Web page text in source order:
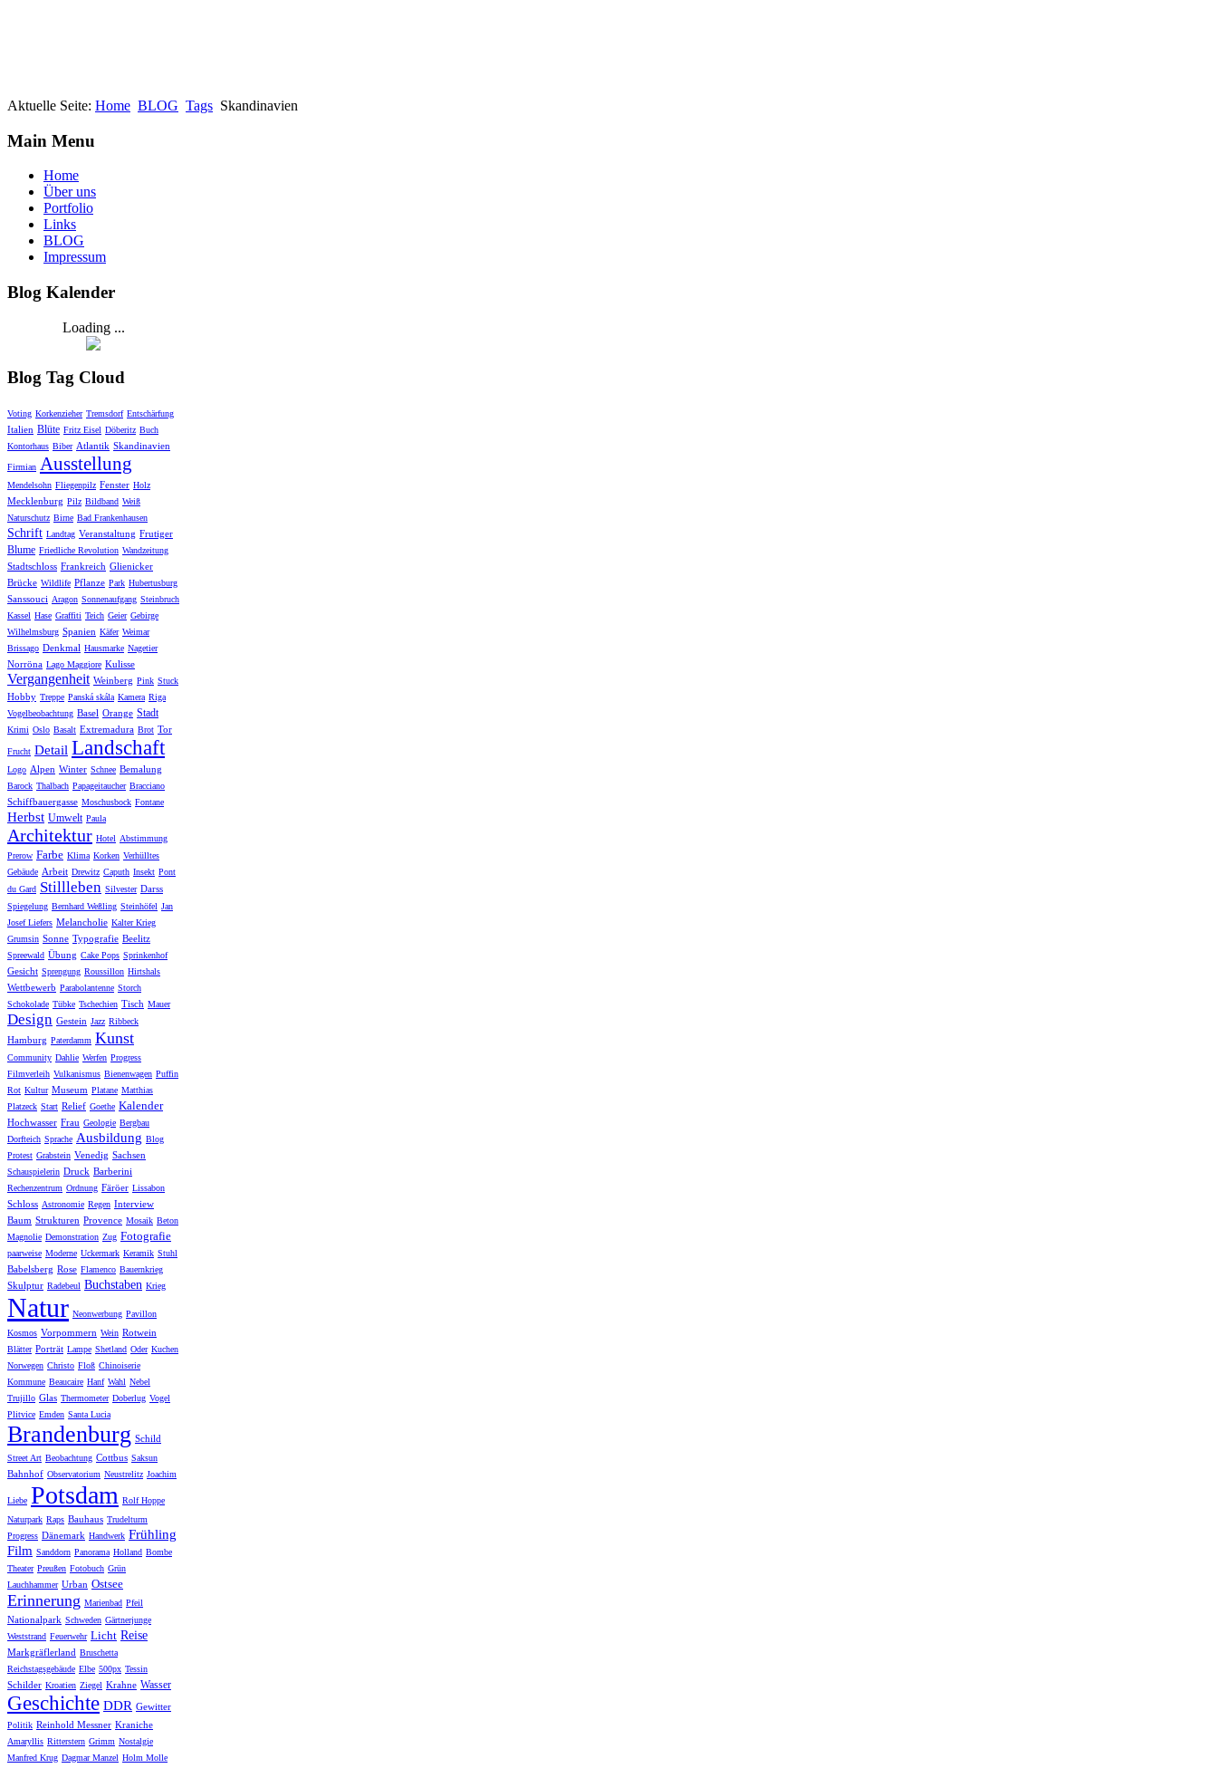
Aktuelle Seite: Home BLOG Tags Skandinavien
Main Menu
Home
Über uns
Portfolio
Links
BLOG
Impressum
Blog Kalender
Loading ...
Blog Tag Cloud
Voting Korkenzieher Tremsdorf Entschärfung
Italien Blüte Fritz Eisel Döberitz Buch
Kontorhaus Biber Atlantik Skandinavien
Firmian Ausstellung
Mendelsohn Fliegenpilz Fenster Holz
Mecklenburg Pilz Bildband Weiß
Naturschutz Birne Bad Frankenhausen
Schrift Landtag Veranstaltung Frutiger
Blume Friedliche Revolution Wandzeitung
Stadtschloss Frankreich Glienicker
Brücke Wildlife Pflanze Park Hubertusburg
Sanssouci Aragon Sonnenaufgang Steinbruch
Kassel Hase Graffiti Teich Geier Gebirge
Wilhelmsburg Spanien Käfer Weimar
Brissago Denkmal Hausmarke Nagetier
Norröna Lago Maggiore Kulisse
Vergangenheit Weinberg Pink Stuck
Hobby Treppe Panská skála Kamera Riga
Vogelbeobachtung Basel Orange Stadt
Krimi Oslo Basalt Extremadura Brot Tor
Frucht Detail Landschaft
Logo Alpen Winter Schnee Bemalung
Barock Thalbach Papageitaucher Bracciano
Schiffbauergasse Moschusbock Fontane
Herbst Umwelt Paula
Architektur Hotel Abstimmung
Prerow Farbe Klima Korken Verhülltes
Gebäude Arbeit Drewitz Caputh Insekt Pont
du Gard Stillleben Silvester Darss
Spiegelung Bernhard Weßling Steinhöfel Jan
Josef Liefers Melancholie Kalter Krieg
Grumsin Sonne Typografie Beelitz
Spreewald Übung Cake Pops Sprinkenhof
Gesicht Sprengung Roussillon Hirtshals
Wettbewerb Parabolantenne Storch
Schokolade Tübke Tschechien Tisch Mauer
Design Gestein Jazz Ribbeck
Hamburg Paterdamm Kunst
Community Dahlie Werfen Progress
Filmverleih Vulkanismus Bienenwagen Puffin
Rot Kultur Museum Platane Matthias
Platzeck Start Relief Goethe Kalender
Hochwasser Frau Geologie Bergbau
Dorfteich Sprache Ausbildung Blog
Protest Grabstein Venedig Sachsen
Schauspielerin Druck Barberini
Rechenzentrum Ordnung Färöer Lissabon
Schloss Astronomie Regen Interview
Baum Strukturen Provence Mosaik Beton
Magnolie Demonstration Zug Fotografie
paarweise Moderne Uckermark Keramik Stuhl
Babelsberg Rose Flamenco Bauernkrieg
Skulptur Radebeul Buchstaben Krieg
Natur Neonwerbung Pavillon
Kosmos Vorpommern Wein Rotwein
Blätter Porträt Lampe Shetland Oder Kuchen
Norwegen Christo Floß Chinoiserie
Kommune Beaucaire Hanf Wahl Nebel
Trujillo Glas Thermometer Doberlug Vogel
Plitvice Emden Santa Lucia
Brandenburg Schild
Street Art Beobachtung Cottbus Saksun
Bahnhof Observatorium Neustrelitz Joachim
Liebe Potsdam Rolf Hoppe
Naturpark Raps Bauhaus Trudelturm
Progress Dänemark Handwerk Frühling
Film Sanddorn Panorama Holland Bombe
Theater Preußen Fotobuch Grün
Lauchhammer Urban Ostsee
Erinnerung Marienbad Pfeil
Nationalpark Schweden Gärtnerjunge
Weststrand Feuerwehr Licht Reise
Markgräflerland Bruschetta
Reichstagsgebäude Elbe 500px Tessin
Schilder Kroatien Ziegel Krahne Wasser
Geschichte DDR Gewitter
Politik Reinhold Messner Kraniche
Amaryllis Ritterstern Grimm Nostalgie
Manfred Krug Dagmar Manzel Holm Molle